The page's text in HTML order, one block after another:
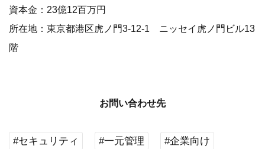
資本金：23億12百万円
所在地：東京都港区虎ノ門3-12-1 ニッセイ虎ノ門ビル13
階
お問い合わせ先
#セキュリティ #一元管理 #企業向け